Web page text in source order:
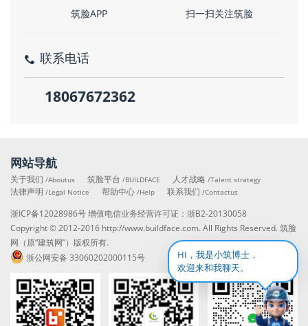
HI，我是小筑博士，
欢迎来和我聊天。
筑脸APP 扫一扫关注筑脸
联系电话
18067672362
网站导航
关于我们 /Aboutus 筑脸平台/BUILDFACE 人才战略/Talent strategy
法律声明 /Legal Notice 帮助中心/Help 联系我们/Contactus
浙ICP备12028986号增值电信业务经营许可证： 浙B2-20130058
Copyright © 2012-2016 http://www.buildface.com. All Rights Reserved. 筑脸
网（原“建筑网”）版权所有.
浙公网安备 33060202000115号